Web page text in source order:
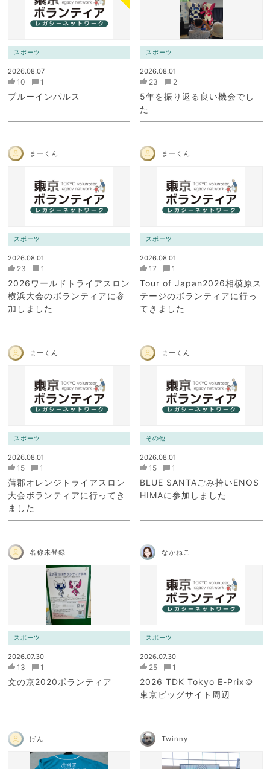
スポーツ
2026.08.07
10 1
ブルーインパルス
スポーツ
2026.08.01
23 2
5年を振り返る良い機会でし
た
まーくん
スポーツ
2026.08.01
23 1
2026ワールドトライアスロン
横浜大会のボランティアに参
加しました
まーくん
スポーツ
2026.08.01
17 1
Tour of Japan2026相模原ス
テージのボランティアに行っ
てきました
まーくん
スポーツ
2026.08.01
15 1
蒲郡オレンジトライアスロン
大会ボランティアに行ってき
ました
まーくん
その他
2026.08.01
15 1
BLUE SANTAごみ拾いENOS
HIMAに参加しました
名称未登録
スポーツ
2026.07.30
13 1
文の京2020ボランティア
なかねこ
スポーツ
2026.07.30
25 1
2026 TDK Tokyo E-Prix＠
東京ビッグサイト周辺
げん Twinny